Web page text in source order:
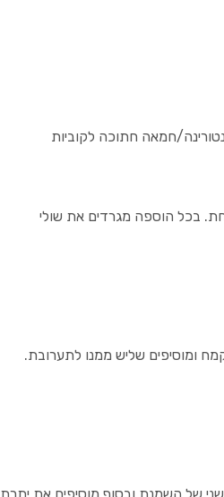
חמאה חתוכה לקוביות
בכל הוספה מגרדים את שולי
ומוסיפים שליש ממנו לתערובת.